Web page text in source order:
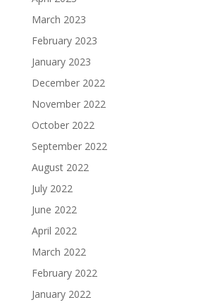
March 2023
February 2023
January 2023
December 2022
November 2022
October 2022
September 2022
August 2022
July 2022
June 2022
April 2022
March 2022
February 2022
January 2022